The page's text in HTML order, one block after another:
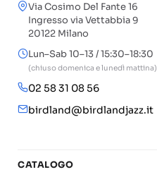
Via Cosimo Del Fante 16
Ingresso via Vettabbia 9
20122 Milano
Lun–Sab 10–13 / 15:30–18:30
(chiuso domenica e lunedì mattina)
02 58 31 08 56
birdland@birdlandjazz.it
CATALOGO